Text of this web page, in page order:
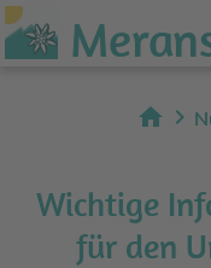
home chevron_right
Wichtige
für den